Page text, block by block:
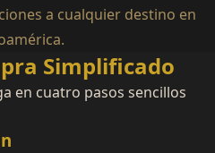
a cualquier destino en
Simplificado
en cuatro pasos sencillos